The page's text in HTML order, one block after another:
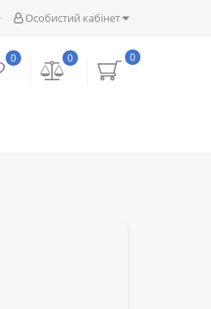
Особистий кабінет
0
0
0